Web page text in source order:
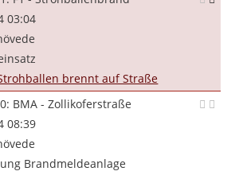
03:04
brennt auf Straße
BMA - Zollikoferstraße
08:39
Brandmeldeanlage